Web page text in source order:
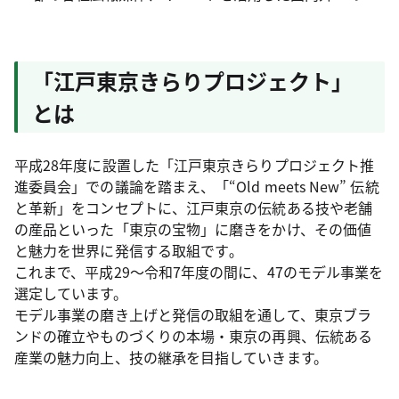
「江戸東京きらりプロジェクト」
とは
平成28年度に設置した「江戸東京きらりプロジェクト推
進委員会」での議論を踏まえ、「“Old meets New” 伝統
と革新」をコンセプトに、江戸東京の伝統ある技や老舗
の産品といった「東京の宝物」に磨きをかけ、その価値
と魅力を世界に発信する取組です｡
これまで、平成29～令和7年度の間に、47のモデル事業を
選定しています。
モデル事業の磨き上げと発信の取組を通して、東京ブラ
ンドの確立やものづくりの本場・東京の再興、伝統ある
産業の魅力向上、技の継承を目指していきます。